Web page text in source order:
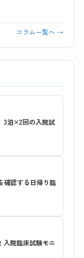
コラム一覧へ →
3泊×2回の入院試
確認する日帰り臨
入院臨床試験モニ